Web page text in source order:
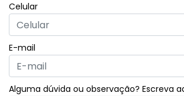
Celular
E-mail
Alguma dúvida ou observação? Escreva